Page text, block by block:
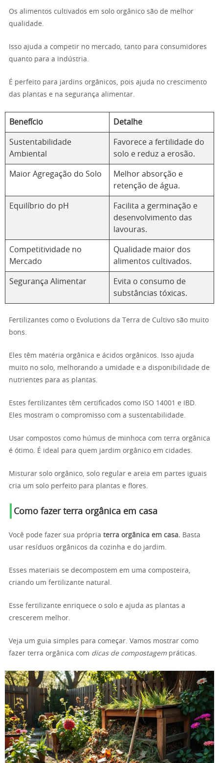
Os alimentos cultivados em solo orgânico são de melhor
qualidade.
Isso ajuda a competir no mercado, tanto para consumidores
quanto para a indústria.
É perfeito para jardins orgânicos, pois ajuda no crescimento
das plantas e na segurança alimentar.
Benefício Detalhe
Sustentabilidade
Ambiental
Favorece a fertilidade do
solo e reduz a erosão.
Maior Agregação do Solo
Melhor absorção e
retenção de água.
Equilíbrio do pH
Facilita a germinação e
desenvolvimento das
lavouras.
Competitividade no
Mercado
Qualidade maior dos
alimentos cultivados.
Segurança Alimentar
Evita o consumo de
substâncias tóxicas.
Fertilizantes como o Evolutions da Terra de Cultivo são muito
bons.
Eles têm matéria orgânica e ácidos orgânicos. Isso ajuda
muito no solo, melhorando a umidade e a disponibilidade de
nutrientes para as plantas.
Estes fertilizantes têm certificados como ISO 14001 e IBD.
Eles mostram o compromisso com a sustentabilidade.
Usar compostos como húmus de minhoca com terra orgânica
é ótimo. É ideal para quem jardim orgânico em cidades.
Misturar solo orgânico, solo regular e areia em partes iguais
cria um solo perfeito para plantas e flores.
Como fazer terra orgânica em casa
Você pode fazer sua própria terra orgânica em casa. Basta
usar resíduos orgânicos da cozinha e do jardim.
Esses materiais se decompostem em uma composteira,
criando um fertilizante natural.
Esse fertilizante enriquece o solo e ajuda as plantas a
crescerem melhor.
Veja um guia simples para começar. Vamos mostrar como
fazer terra orgânica com dicas de compostagem práticas.